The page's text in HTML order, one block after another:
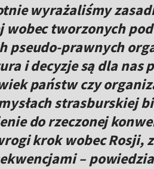
wyrażaliśmy
wobec tworzonych
pseudo-prawnych
i decyzje są dla nas
państw czy
strasburskiej
do rzeczonej
krok wobec Rosji,
–